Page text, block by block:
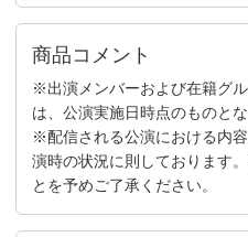
商品コメント
※出演メンバーおよび在籍グ
は、公演実施日時点のものとな
※配信される公演における内
演時の状況に則しております
とを予めご了承ください。